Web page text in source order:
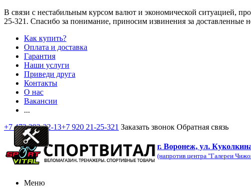
В связи с нестабильным курсом валют и экономической ситуацией,
25-321 . Спасибо за понимание, приносим извинения за доставленные
Как купить?
Оплата и доставка
Гарантия
Наши услуги
Приведи друга
Контакты
О нас
Вакансии
...
+7 473 292-32-13+7 920 21-25-321 Заказать звонок Обратная связь
г. Воронеж, ул.
(напротив центра "Галереи
Меню